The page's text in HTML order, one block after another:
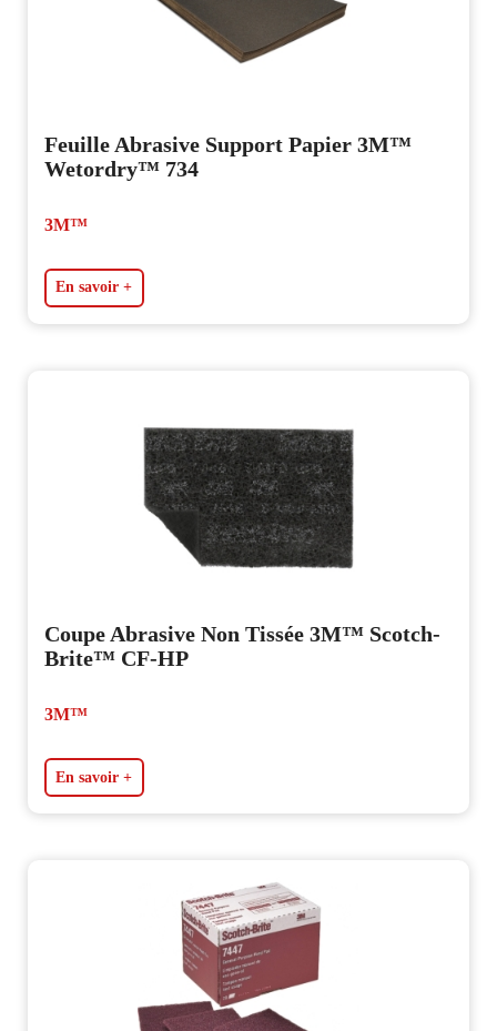
Feuille Abrasive Support Papier 3M™
Wetordry™ 734
3M™
En savoir +
Coupe Abrasive Non Tissée 3M™ Scotch-
Brite™ CF-HP
3M™
En savoir +